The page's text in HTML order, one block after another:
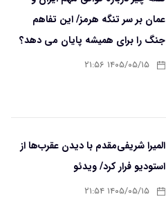
عمان بر سر تنگه هرمز/ این تفاهم
جنگ را برای همیشه پایان می دهد؟
۱۴۰۵/۰۵/۱۵ ۲۱:۵۶
المیرا شریفی‌مقدم با دیدن عقرب‌ها از
استودیو فرار کرد/ ویدئو
۱۴۰۵/۰۵/۱۵ ۲۱:۵۴